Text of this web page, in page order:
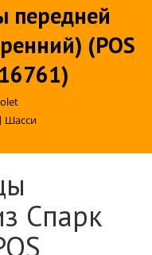
передней
(POS
| Шасси
Спарк